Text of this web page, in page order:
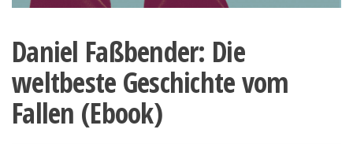
Daniel Faßbender: Die
weltbeste Geschichte vom
Fallen (Ebook)